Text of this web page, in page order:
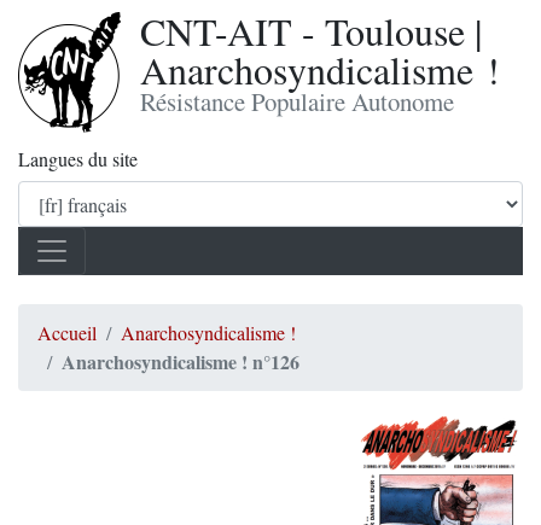
CNT-AIT - Toulouse |
Anarchosyndicalisme !
Résistance Populaire Autonome
Langues du site
Accueil Anarchosyndicalisme !
Anarchosyndicalisme ! n°126